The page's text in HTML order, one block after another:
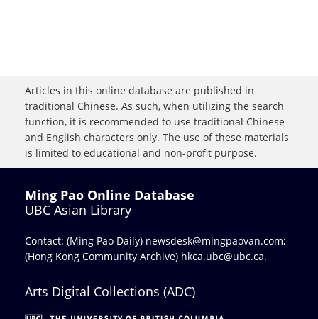
Articles in this online database are published in
traditional Chinese. As such, when utilizing the search
function, it is recommended to use traditional Chinese
and English characters only. The use of these materials
is limited to educational and non-profit purpose.
Ming Pao Online Database
UBC Asian Library
Contact: (Ming Pao Daily) newsdesk@mingpaovan.com;
(Hong Kong Community Archive) hkca.ubc@ubc.ca.
Arts Digital Collections (ADC)